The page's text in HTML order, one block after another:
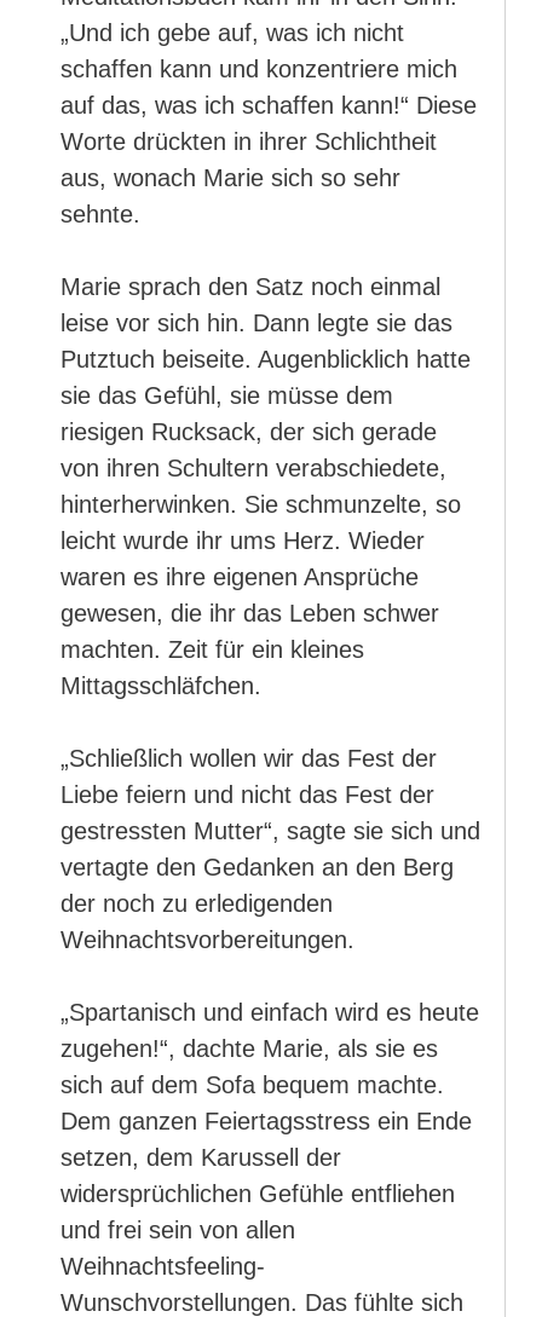
„Und ich gebe auf, was ich nicht
schaffen kann und konzentriere mich
auf das, was ich schaffen kann!“ Diese
Worte drückten in ihrer Schlichtheit
aus, wonach Marie sich so sehr
sehnte.
Marie sprach den Satz noch einmal
leise vor sich hin. Dann legte sie das
Putztuch beiseite. Augenblicklich hatte
sie das Gefühl, sie müsse dem
riesigen Rucksack, der sich gerade
von ihren Schultern verabschiedete,
hinterherwinken. Sie schmunzelte, so
leicht wurde ihr ums Herz. Wieder
waren es ihre eigenen Ansprüche
gewesen, die ihr das Leben schwer
machten. Zeit für ein kleines
Mittagsschläfchen.
„Schließlich wollen wir das Fest der
Liebe feiern und nicht das Fest der
gestressten Mutter“, sagte sie sich und
vertagte den Gedanken an den Berg
der noch zu erledigenden
Weihnachtsvorbereitungen.
„Spartanisch und einfach wird es heute
zugehen!“, dachte Marie, als sie es
sich auf dem Sofa bequem machte.
Dem ganzen Feiertagsstress ein Ende
setzen, dem Karussell der
widersprüchlichen Gefühle entfliehen
und frei sein von allen
Weihnachtsfeeling-
Wunschvorstellungen. Das fühlte sich